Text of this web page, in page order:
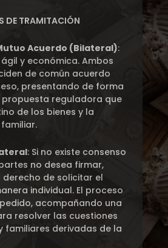
DE TRAMITACIÓN
Acuerdo (Bilateral):
y económica. Ambos
de común acuerdo
presentando de forma
reguladora que
de los bienes y la
: Si no existe consenso
no desea firmar,
derecho de solicitar el
individual. El proceso
acompañando una
resolver las cuestiones
familiares derivadas de la